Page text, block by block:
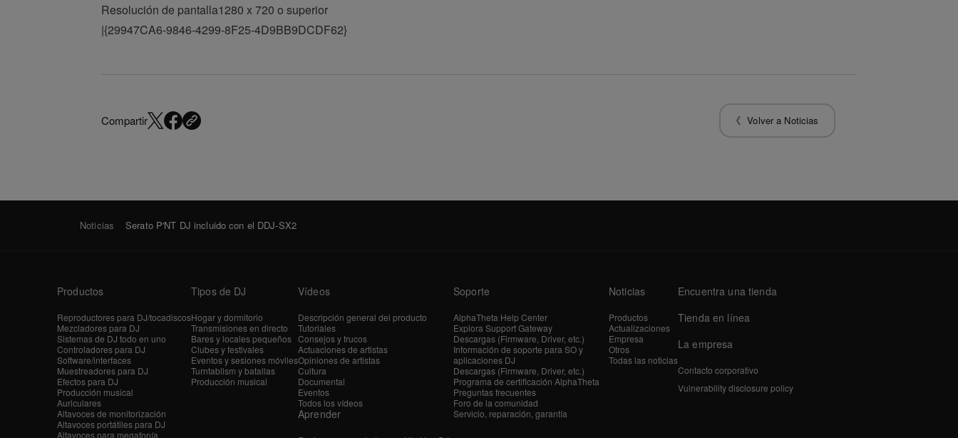
Resolución de pantalla1280 x 720 o superior
|{29947CA6-9846-4299-8F25-4D9BB9DCDF62}
Compartir Volver a Noticias
Noticias Serato P'NT DJ incluido con el DDJ-SX2
Productos
Reproductores para DJ/tocadiscos
Mezcladores para DJ
Sistemas de DJ todo en uno
Controladores para DJ
Software/interfaces
Muestreadores para DJ
Efectos para DJ
Producción musical
Auriculares
Altavoces de monitorización
Altavoces portátiles para DJ
Altavoces para megafonía
Tipos de DJ
Hogar y dormitorio
Transmisiones en directo
Bares y locales pequeños
Clubes y festivales
Eventos y sesiones móviles
Turntablism y batallas
Producción musical
Vídeos
Descripción general del producto
Tutoriales
Consejos y trucos
Actuaciones de artistas
Opiniones de artistas
Cultura
Documental
Eventos
Todos los vídeos
Aprender
Soporte
AlphaTheta Help Center
Explora Support Gateway
Descargas (Firmware, Driver, etc.)
Información de soporte para SO y
aplicaciones DJ
Descargas (Firmware, Driver, etc.)
Programa de certificación AlphaTheta
Preguntas frecuentes
Foro de la comunidad
Servicio, reparación, garantía
Noticias
Productos
Actualizaciones
Empresa
Otros
Todas las noticias
Encuentra una tienda
Tienda en línea
La empresa
Contacto corporativo
Vulnerability disclosure policy